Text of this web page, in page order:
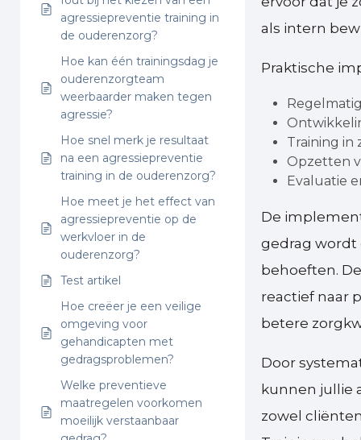
agressiepreventie training in
de ouderenzorg?
Hoe kan één trainingsdag je
ouderenzorgteam
weerbaarder maken tegen
agressie?
Hoe snel merk je resultaat
na een agressiepreventie
training in de ouderenzorg?
Hoe meet je het effect van
agressiepreventie op de
werkvloer in de
ouderenzorg?
Test artikel
Hoe creëer je een veilige
omgeving voor
gehandicapten met
gedragsproblemen?
Welke preventieve
maatregelen voorkomen
moeilijk verstaanbaar
als intern
Praktische
Training in
Opzetten
Evaluatie
De
gedrag wordt
behoeften.
reactief naar
betere
Door
kunnen jullie
zowel